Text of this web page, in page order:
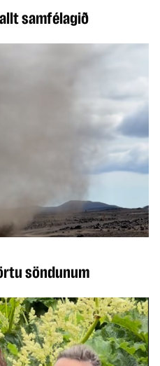
samfélagið
söndunum